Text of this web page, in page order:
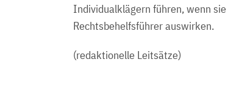
Individualklägern führen, wenn
Rechtsbehelfsführer auswirken.
(redaktionelle Leitsätze)